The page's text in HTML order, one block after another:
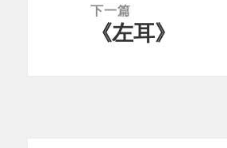
下一篇
下《左耳》